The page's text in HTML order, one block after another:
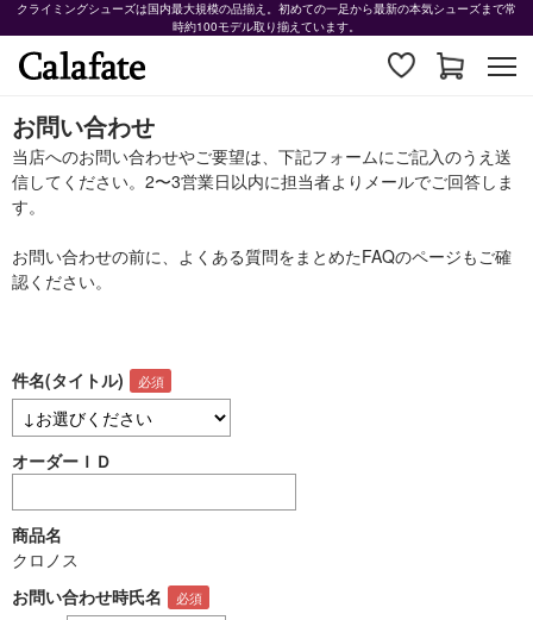
クライミングシューズは国内最大規模の品揃え。初めての一足から最新の本気シューズまで常
時約100モデル取り揃えています。
お問い合わせ
当店へのお問い合わせやご要望は、下記フォームにご記入のうえ送
信してください。2〜3営業日以内に担当者よりメールでご回答しま
す。
お問い合わせの前に、よくある質問をまとめたFAQのページもご確
認ください。
件名(タイトル)
オーダーＩＤ
商品名
クロノス
お問い合わせ時氏名